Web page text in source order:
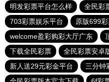
明发彩票平台怎么样
全民彩
703彩票娱乐平台
原版699
welcome盈彩购彩大厅广东
下载全民彩票
全民彩票安卓
新人送29元彩金平台
三分钟